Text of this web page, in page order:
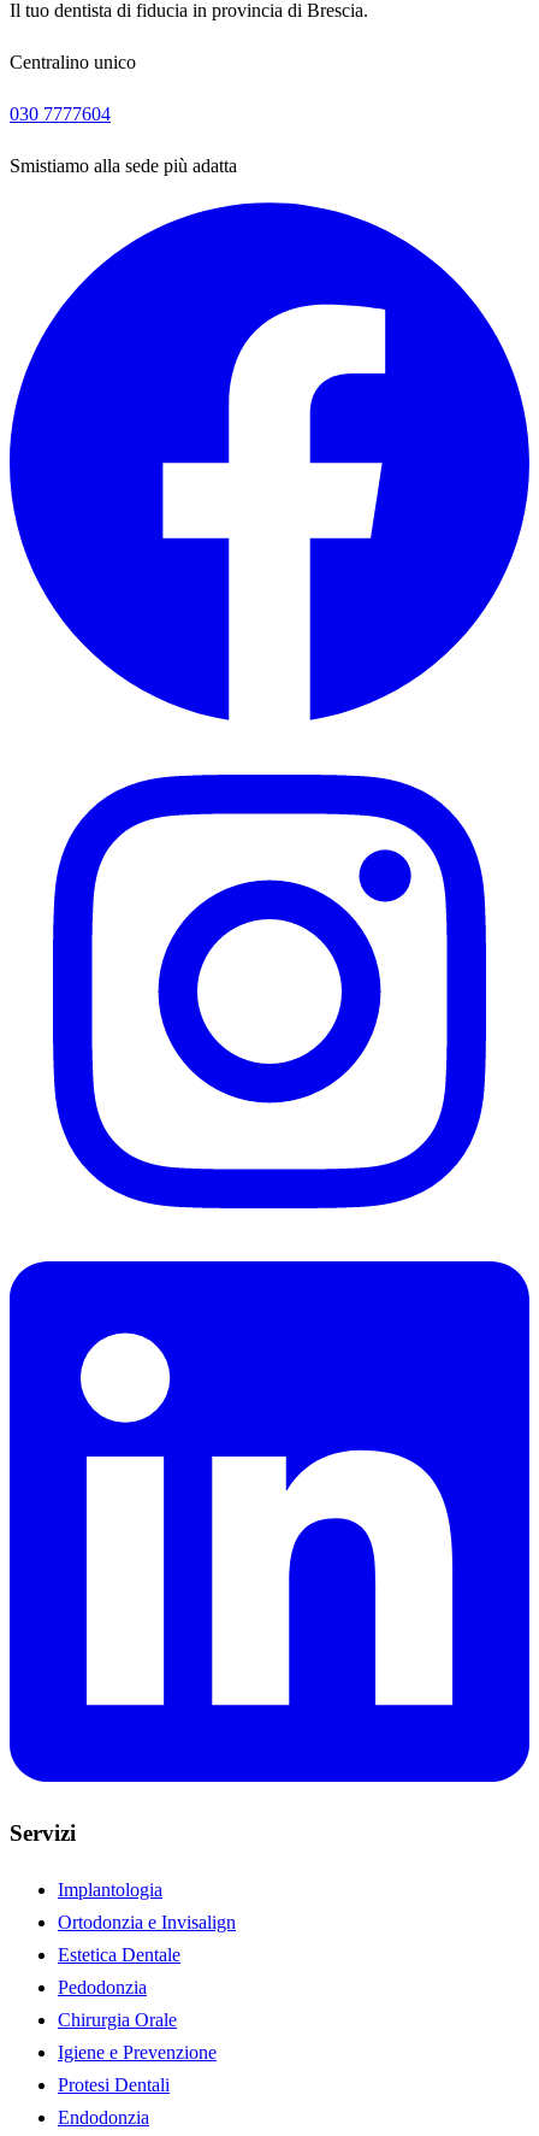
Il tuo dentista di fiducia in provincia di Brescia.
Centralino unico
030 7777604
Smistiamo alla sede più adatta
Servizi
Implantologia
Ortodonzia e Invisalign
Estetica Dentale
Pedodonzia
Chirurgia Orale
Igiene e Prevenzione
Protesi Dentali
Endodonzia